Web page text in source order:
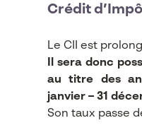
Crédit
Le CII est
Il sera donc
au titre des
janvier – 31
Son taux passe